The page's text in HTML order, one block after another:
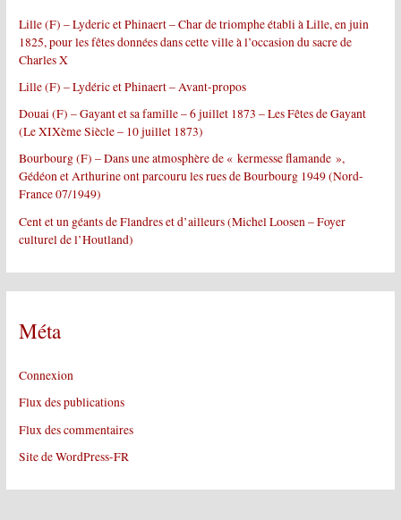
r
:
Lille (F) – Lyderic et Phinaert – Char de triomphe établi à Lille, en juin
1825, pour les fêtes données dans cette ville à l’occasion du sacre de
Charles X
Lille (F) – Lydéric et Phinaert – Avant-propos
Douai (F) – Gayant et sa famille – 6 juillet 1873 – Les Fêtes de Gayant
(Le XIXème Siècle – 10 juillet 1873)
Bourbourg (F) – Dans une atmosphère de « kermesse flamande »,
Gédéon et Arthurine ont parcouru les rues de Bourbourg 1949 (Nord-
France 07/1949)
Cent et un géants de Flandres et d’ailleurs (Michel Loosen – Foyer
culturel de l’Houtland)
Méta
Connexion
Flux des publications
Flux des commentaires
Site de WordPress-FR